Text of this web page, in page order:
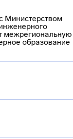
Министерством
межрегиональную
образование